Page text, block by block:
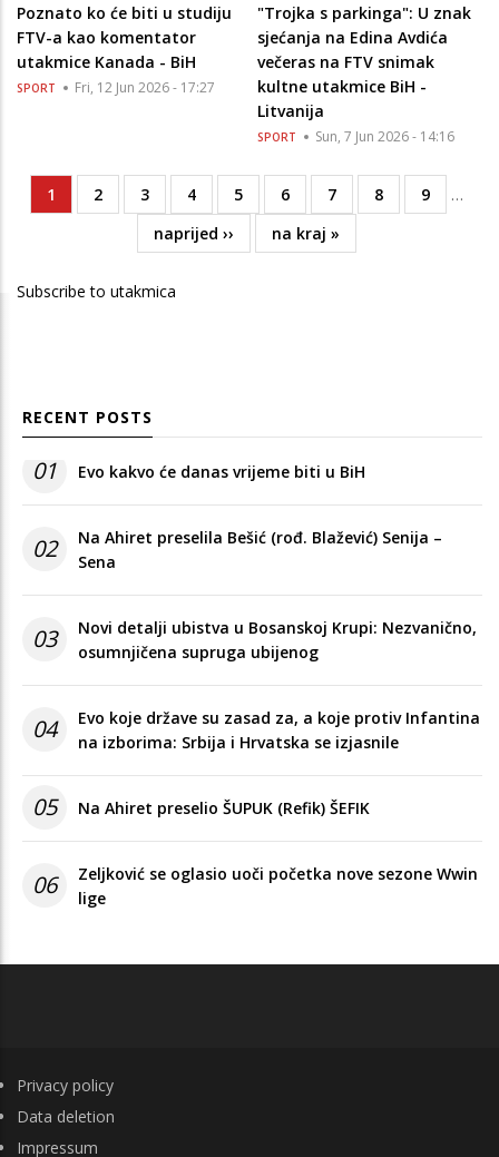
Poznato ko će biti u studiju
FTV-a kao komentator
utakmice Kanada - BiH
SPORT Fri, 12 Jun 2026 - 17:27
"Trojka s parkinga": U znak
sjećanja na Edina Avdića
večeras na FTV snimak
kultne utakmice BiH -
Litvanija
SPORT Sun, 7 Jun 2026 - 14:16
Pagination
Current
page
1 Page
2 Page
3 Page
4 Page
5 Page
6 Page
7 Page
8 Page
9
…
Next
page
naprijed ››
Last
page
na kraj »
Subscribe to utakmica
RECENT POSTS
01 Evo kakvo će danas vrijeme biti u BiH
02
Na Ahiret preselila Bešić (rođ. Blažević) Senija –
Sena
03
Novi detalji ubistva u Bosanskoj Krupi: Nezvanično,
osumnjičena supruga ubijenog
04
Evo koje države su zasad za, a koje protiv Infantina
na izborima: Srbija i Hrvatska se izjasnile
05 Na Ahiret preselio ŠUPUK (Refik) ŠEFIK
06
Zeljković se oglasio uoči početka nove sezone Wwin
lige
FOOTER
Privacy policy
Data deletion
Impressum